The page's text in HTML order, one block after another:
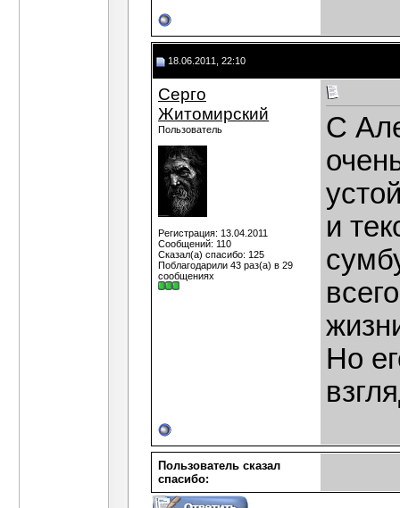
18.06.2011, 22:10
Серго
Житомирский
Пользователь
Регистрация: 13.04.2011
Сообщений: 110
Сказал(а) спасибо: 125
Поблагодарили 43 раз(а) в 29
сообщениях
C
и
Но
Пользователь сказал
cпасибо: